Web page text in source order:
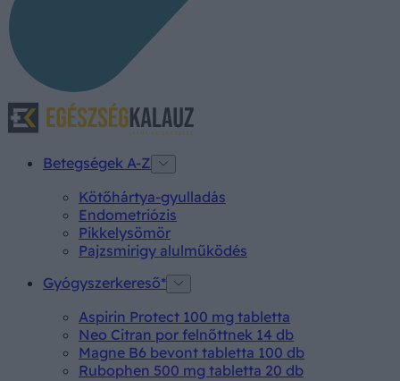
Betegségek A-Z
Kötőhártya-gyulladás
Endometriózis
Pikkelysömör
Pajzsmirigy alulműködés
Gyógyszerkereső*
Aspirin Protect 100 mg tabletta
Neo Citran por felnőttnek 14 db
Magne B6 bevont tabletta 100 db
Rubophen 500 mg tabletta 20 db